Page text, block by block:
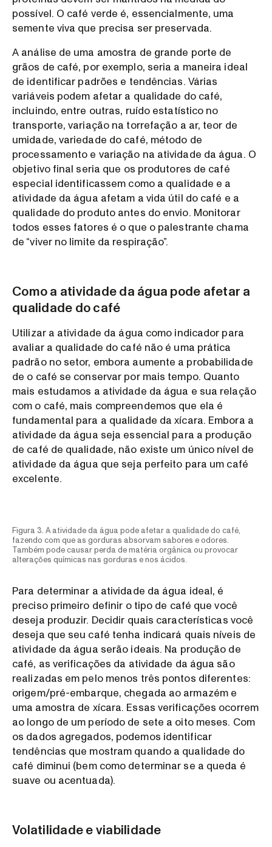
possível. O café verde é, essencialmente, uma
semente viva que precisa ser preservada.
A análise de uma amostra de grande porte de
grãos de café, por exemplo, seria a maneira ideal
de identificar padrões e tendências. Várias
variáveis podem afetar a qualidade do café,
incluindo, entre outras, ruído estatístico no
transporte, variação na torrefação a ar, teor de
umidade, variedade do café, método de
processamento e variação na atividade da água. O
objetivo final seria que os produtores de café
especial identificassem como a qualidade e a
atividade da água afetam a vida útil do café e a
qualidade do produto antes do envio. Monitorar
todos esses fatores é o que o palestrante chama
de “viver no limite da respiração”.
Como a atividade da água pode afetar a
qualidade do café
Utilizar a atividade da água como indicador para
avaliar a qualidade do café não é uma prática
padrão no setor, embora aumente a probabilidade
de o café se conservar por mais tempo. Quanto
mais estudamos a atividade da água e sua relação
com o café, mais compreendemos que ela é
fundamental para a qualidade da xícara. Embora a
atividade da água seja essencial para a produção
de café de qualidade, não existe um único nível de
atividade da água que seja perfeito para um café
excelente.
Figura 3. A atividade da água pode afetar a qualidade do café,
fazendo com que as gorduras absorvam sabores e odores.
Também pode causar perda de matéria orgânica ou provocar
alterações químicas nas gorduras e nos ácidos.
Para determinar a atividade da água ideal, é
preciso primeiro definir o tipo de café que você
deseja produzir. Decidir quais características você
deseja que seu café tenha indicará quais níveis de
atividade da água serão ideais. Na produção de
café, as verificações da atividade da água são
realizadas em pelo menos três pontos diferentes:
origem/pré-embarque, chegada ao armazém e
uma amostra de xícara. Essas verificações ocorrem
ao longo de um período de sete a oito meses. Com
os dados agregados, podemos identificar
tendências que mostram quando a qualidade do
café diminui (bem como determinar se a queda é
suave ou acentuada).
Volatilidade e viabilidade